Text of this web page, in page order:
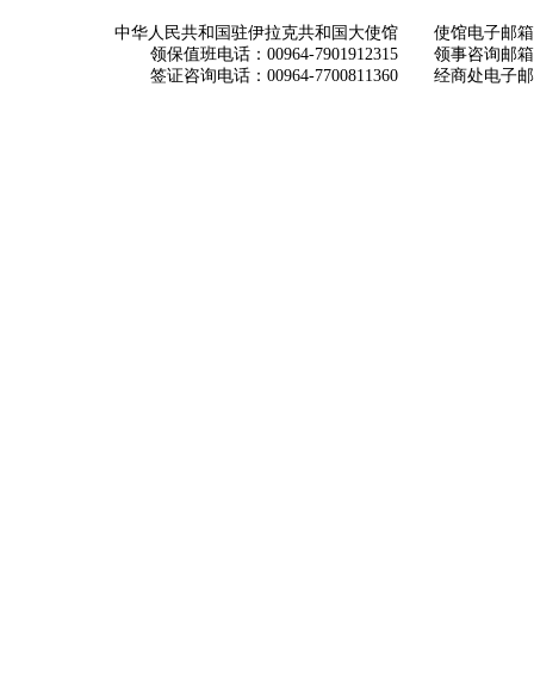
中华人民共和国驻伊拉克共和国大使馆
领保值班电话：00964-7901912315
签证咨询电话：00964-7700811360
使馆电子邮箱
领事咨询邮箱
经商处电子